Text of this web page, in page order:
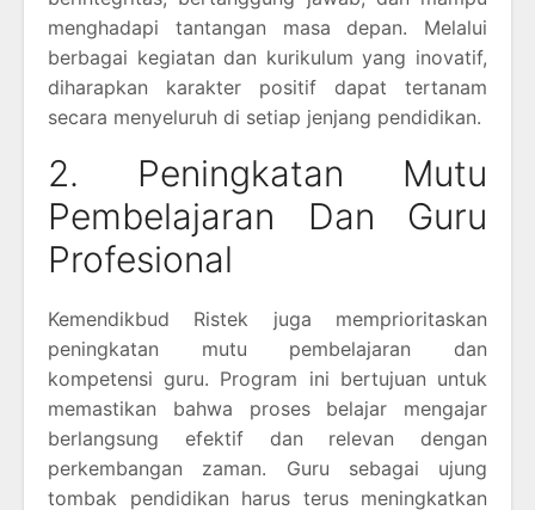
menghadapi tantangan masa depan. Melalui
berbagai kegiatan dan kurikulum yang inovatif,
diharapkan karakter positif dapat tertanam
secara menyeluruh di setiap jenjang pendidikan.
2. Peningkatan Mutu
Pembelajaran Dan Guru
Profesional
Kemendikbud Ristek juga memprioritaskan
peningkatan mutu pembelajaran dan
kompetensi guru. Program ini bertujuan untuk
memastikan bahwa proses belajar mengajar
berlangsung efektif dan relevan dengan
perkembangan zaman. Guru sebagai ujung
tombak pendidikan harus terus meningkatkan